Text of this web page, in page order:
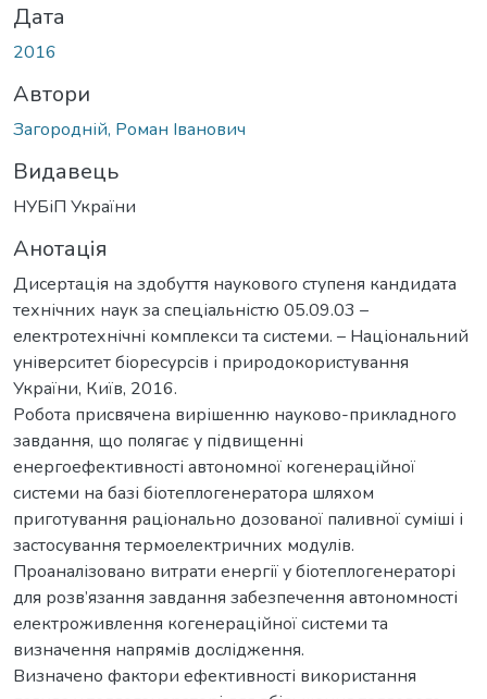
Дата
2016
Автори
Загородній, Роман Іванович
Видавець
НУБіП України
Анотація
Дисертація на здобуття наукового ступеня кандидата
технічних наук за спеціальністю 05.09.03 –
електротехнічні комплекси та системи. – Національний
університет біоресурсів і природокористування
України, Київ, 2016.
Робота присвячена вирішенню науково-прикладного
завдання, що полягає у підвищенні
енергоефективності автономної когенераційної
системи на базі біотеплогенератора шляхом
приготування раціонально дозованої паливної суміші і
застосування термоелектричних модулів.
Проаналізовано витрати енергії у біотеплогенераторі
для розв’язання завдання забезпечення автономності
електроживлення когенераційної системи та
визначення напрямів дослідження.
Визначено фактори ефективності використання